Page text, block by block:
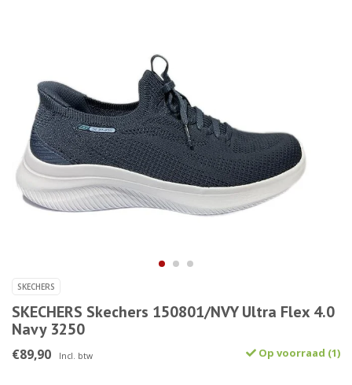
SKECHERS
SKECHERS Skechers 150801/NVY Ultra Flex 4.0
Navy 3250
€89,90 Incl. btw Op voorraad (1)